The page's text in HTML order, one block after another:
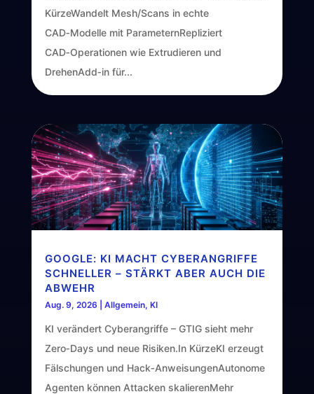
KürzeWandelt Mesh/Scans in echte
CAD‑Modelle mit ParameternRepliziert
CAD‑Operationen wie Extrudieren und
DrehenAdd‑in für...
GOOGLE: KI MACHT CYBERANGRIFFE
SCHNELLER – STÄRKT ABER AUCH DIE
ABWEHR
Aug. 9, 2026 Allgemein, KI
KI verändert Cyberangriffe – GTIG sieht mehr
Zero‑Days und neue Risiken.In KürzeKI erzeugt
Fälschungen und Hack‑AnweisungenAutonome
Agenten können Attacken skalierenMehr